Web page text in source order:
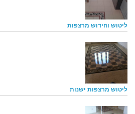
ליטוש וחידוש מרצפות
ליטוש מרצפות ישנות